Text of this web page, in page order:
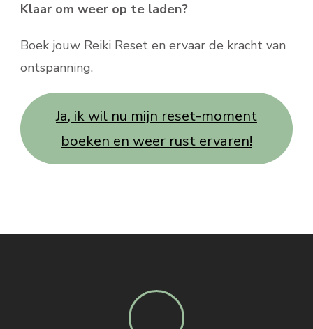
Klaar om weer op te laden?
Boek jouw Reiki Reset en ervaar de kracht van
ontspanning.
Ja, ik wil nu mijn reset-moment
boeken en weer rust ervaren!